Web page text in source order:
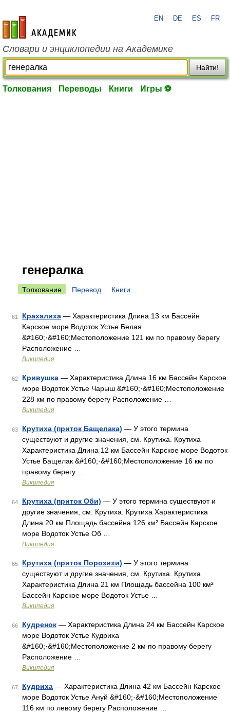
academic.ru
EN DE ES FR
Словари и энциклопедии на Академике
Найти!
Толкования Переводы Книги Игры ⚽
генералка
Толкование Перевод Книги
61 Крахалиха — Характеристика Длина 13 км Бассейн
Карское море Водоток Устье Белая
&#160;·&#160;Местоположение 121 км по правому берегу
Расположение …
Википедия
62 Кривушка — Характеристика Длина 16 км Бассейн Карское
море Водоток Устье Чарыш &#160;·&#160;Местоположение
228 км по правому берегу Расположение …
Википедия
63 Крутиха (приток Бащелака) — У этого термина
существуют и другие значения, см. Крутиха. Крутиха
Характеристика Длина 12 км Бассейн Карское море Водоток
Устье Бащелак &#160;·&#160;Местоположение 16 км по
правому берегу …
Википедия
64 Крутиха (приток Оби) — У этого термина существуют и
другие значения, см. Крутиха. Крутиха Характеристика
Длина 20 км Площадь бассейна 126 км² Бассейн Карское
море Водоток Устье Об …
Википедия
65 Крутиха (приток Порозихи) — У этого термина
существуют и другие значения, см. Крутиха. Крутиха
Характеристика Длина 21 км Площадь бассейна 100 км²
Бассейн Карское море Водоток Устье …
Википедия
66 Кудренок — Характеристика Длина 24 км Бассейн Карское
море Водоток Устье Кудриха
&#160;·&#160;Местоположение 2 км по правому берегу
Расположение …
Википедия
67 Кудриха — Характеристика Длина 42 км Бассейн Карское
море Водоток Устье Ануй &#160;·&#160;Местоположение
116 км по левому берегу Расположение …